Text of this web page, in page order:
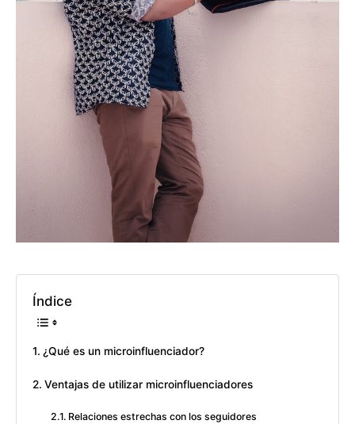
Índice
¿Qué es un microinfluenciador?
Ventajas de utilizar microinfluenciadores
Relaciones estrechas con los seguidores